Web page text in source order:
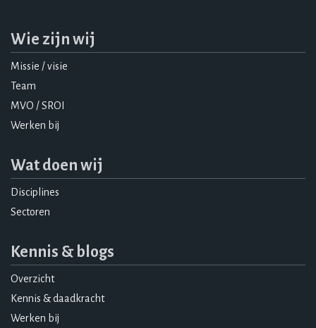
Wie zijn wij
Missie / visie
Team
MVO / SROI
Werken bij
Wat doen wij
Disciplines
Sectoren
Kennis & blogs
Overzicht
Kennis & daadkracht
Werken bij